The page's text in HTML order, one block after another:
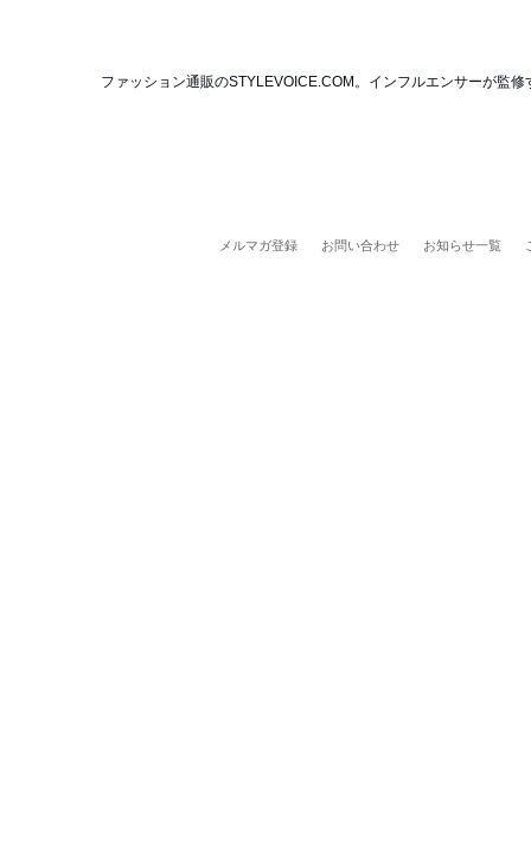
ファッション通販のSTYLEVOICE.COM。インフルエンサーが監
メルマガ登録 お問い合わせ お知らせ一覧